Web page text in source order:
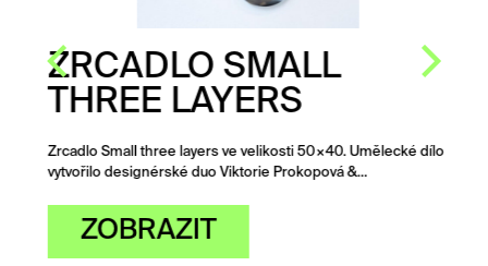
ZRCADLO SMALL
THREE LAYERS
Zrcadlo Small three layers ve velikosti 50×40. Umělecké dílo
vytvořilo designérské duo Viktorie Prokopová &…
ZOBRAZIT